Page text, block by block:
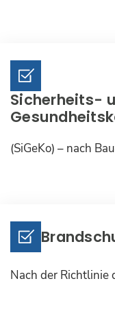
Sicherheits-
(SiGeKo) – nach
Nach der